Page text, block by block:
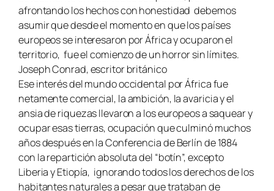
afrontando los hechos con honestidad debemos
asumir que desde el momento en que los países
europeos se interesaron por África y ocuparon el
territorio, fue el comienzo de un horror sin límites.
Joseph Conrad, escritor británico
Ese interés del mundo occidental por África fue
netamente comercial, la ambición, la avaricia y el
ansia de riquezas llevaron a los europeos a saquear y
ocupar esas tierras, ocupación que culminó muchos
años después en la Conferencia de Berlín de 1884
con la repartición absoluta del “botín”, excepto
Liberia y Etiopía, ignorando todos los derechos de los
habitantes naturales a pesar que trataban de